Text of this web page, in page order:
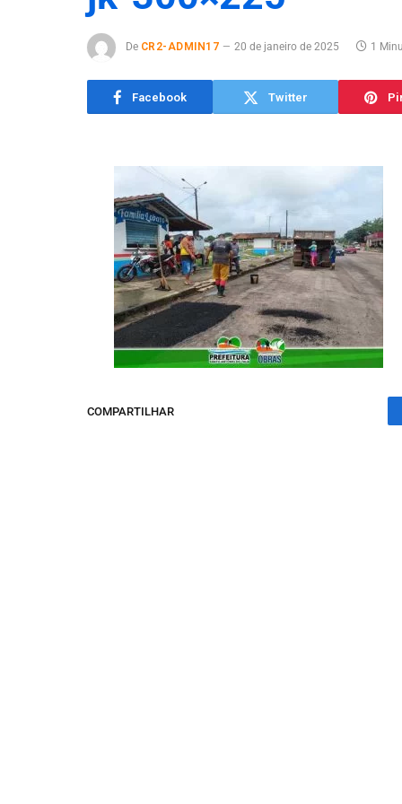
De CR2-ADMIN17 20 de janeiro de 2025 1
Facebook Twitter
COMPARTILHAR